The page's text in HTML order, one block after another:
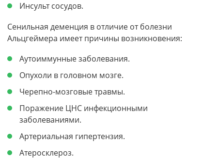
Инсульт сосудов.
Сенильная деменция в отличие от болезни
Альцгеймера имеет причины возникновения:
Аутоиммунные заболевания.
Опухоли в головном мозге.
Черепно-мозговые травмы.
Поражение ЦНС инфекционными
заболеваниями.
Артериальная гипертензия.
Атеросклероз.